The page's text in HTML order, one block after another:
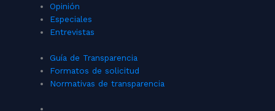
Opinión
Especiales
Entrevistas
Guía de Transparencia
Formatos de solicitud
Normativas de transparencia